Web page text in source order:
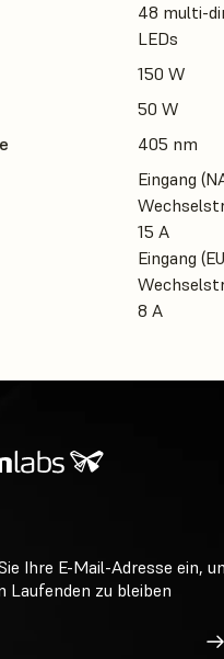
48 multi-
LEDs
150 W
50 W
405 nm
Eingang
15 A
Eingang
8 A
Ihre E-Mail-Adresse ein,
Laufenden zu bleiben